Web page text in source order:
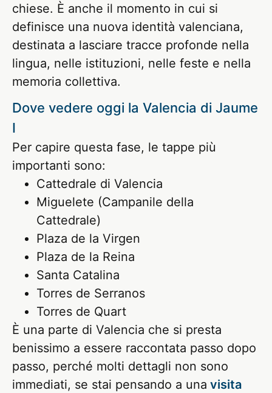
chiese. È anche il momento in cui si
definisce una nuova identità valenciana,
destinata a lasciare tracce profonde nella
lingua, nelle istituzioni, nelle feste e nella
memoria collettiva.
Dove vedere oggi la Valencia di Jaume
I
Per capire questa fase, le tappe più
importanti sono:
Cattedrale di Valencia
Miguelete (Campanile della
Cattedrale)
Plaza de la Virgen
Plaza de la Reina
Santa Catalina
Torres de Serranos
Torres de Quart
È una parte di Valencia che si presta
benissimo a essere raccontata passo dopo
passo, perché molti dettagli non sono
immediati, se stai pensando a una visita